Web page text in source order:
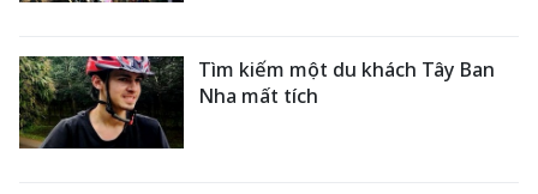
Tìm kiếm một du khách Tây Ban
Nha mất tích